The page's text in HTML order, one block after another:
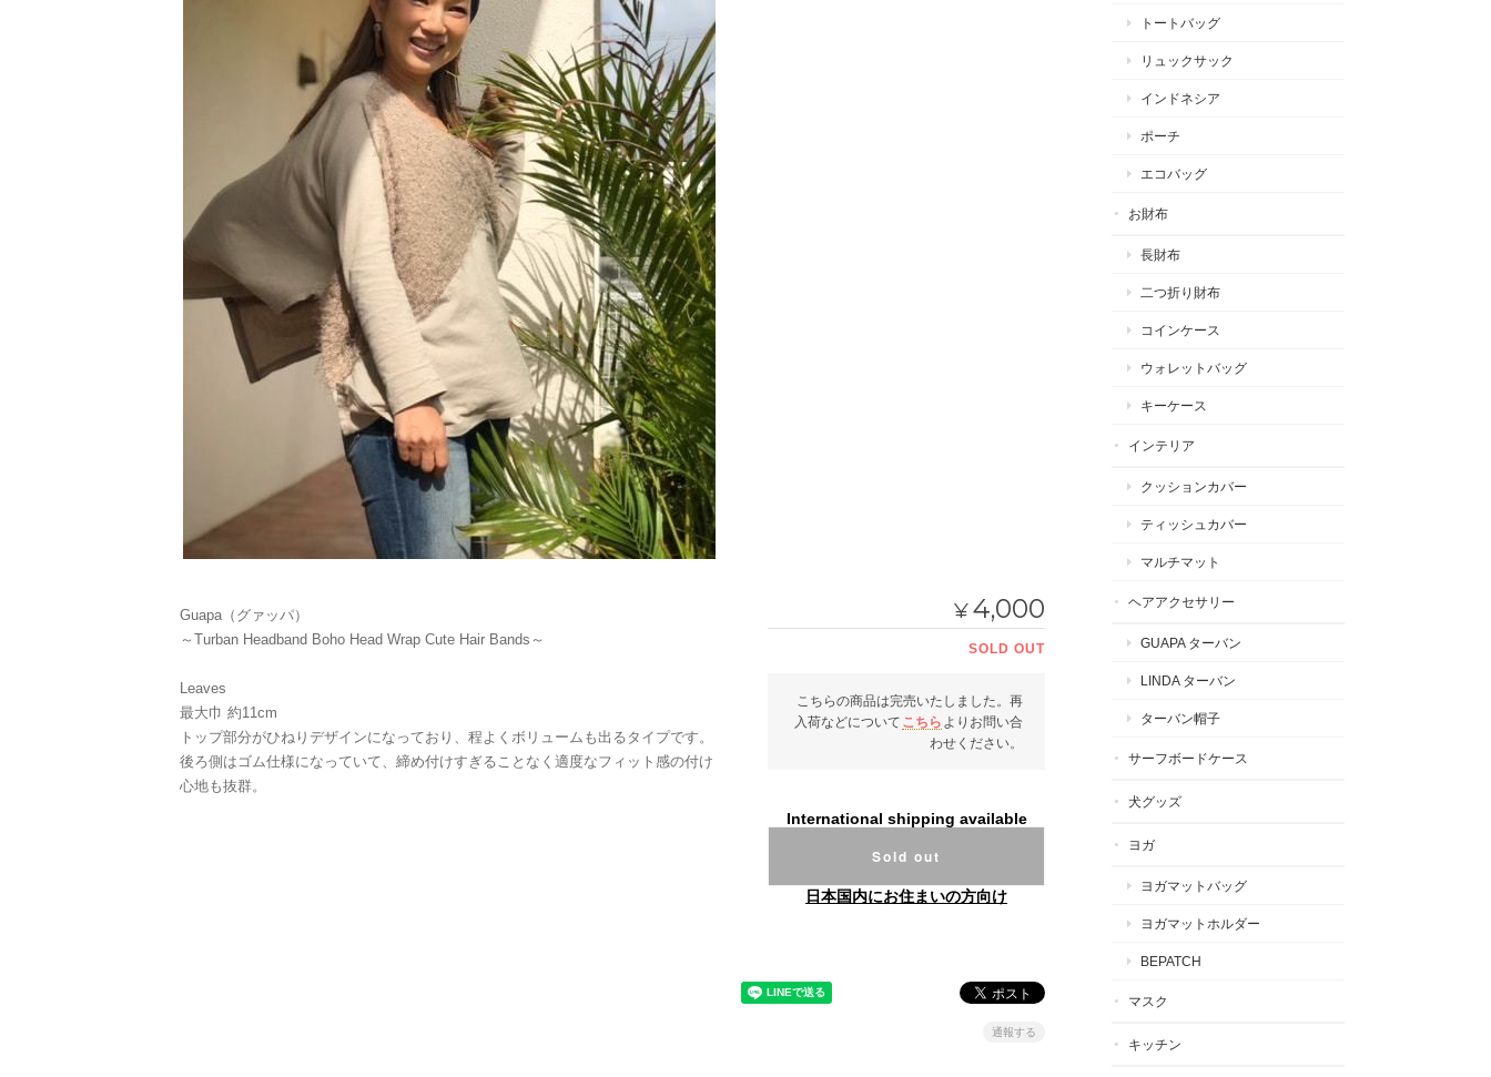
Guapa（グァッパ）
～Turban Headband Boho Head Wrap Cute Hair Bands～
Leaves
最大巾 約11cm
トップ部分がひねりデザインになっており、程よくボリュームも出るタイプです。
後ろ側はゴム仕様になっていて、締め付けすぎることなく適度なフィット感の付け
心地も抜群。
¥4,000
SOLD OUT
こちらの商品は完売いたしました。再
入荷などについて こちら よりお問い合
わせください。
International shipping available
Sold out
日本国内にお住まいの方向け
通報する
トートバッグ
リュックサック
インドネシア
ポーチ
エコバッグ
お財布
長財布
二つ折り財布
コインケース
ウォレットバッグ
キーケース
インテリア
クッションカバー
ティッシュカバー
マルチマット
ヘアアクセサリー
GUAPA ターバン
LINDA ターバン
ターバン帽子
サーフボードケース
犬グッズ
ヨガ
ヨガマットバッグ
ヨガマットホルダー
BEPATCH
マスク
キッチン